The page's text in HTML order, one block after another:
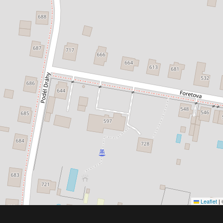
Leaflet |